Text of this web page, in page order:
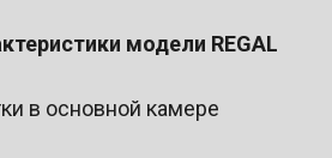
модели REGAL
в основной камере